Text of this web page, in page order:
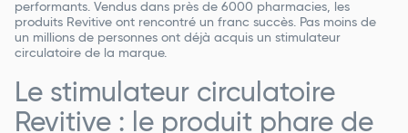
performants. Vendus dans près de 6000 pharmacies, les
produits Revitive ont rencontré un franc succès. Pas moins de
un millions de personnes ont déjà acquis un stimulateur
circulatoire de la marque.
Le stimulateur circulatoire
Revitive : le produit phare de